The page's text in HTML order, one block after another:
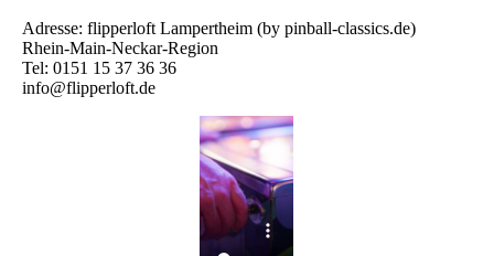
Adresse: flipperloft Lampertheim (by pinball-classics.de)
Rhein-Main-Neckar-Region
Tel: 0151 15 37 36 36
info@flipperloft.de